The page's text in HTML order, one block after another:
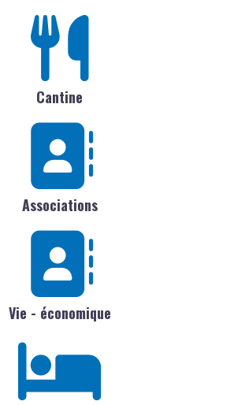
Cantine
Associations
Vie - économique